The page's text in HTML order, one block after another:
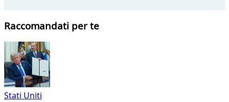
Raccomandati per te
Stati Uniti